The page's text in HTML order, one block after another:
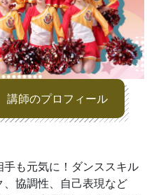
講師のプロフィール
も元気に！ダンススキル
協調性、自己表現など